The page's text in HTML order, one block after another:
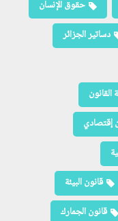
حقوق الإنسان
دساتير الجزائر
إقتصادي
قانون البيئة
قانون الجمارك